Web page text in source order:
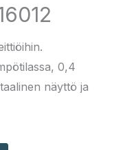
0,4
näyttö ja